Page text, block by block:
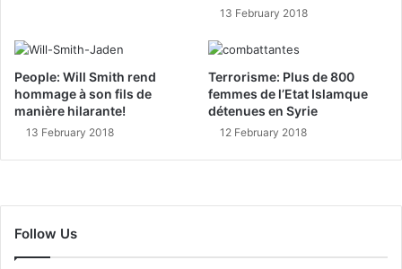
13 February 2018
People: Will Smith rend
hommage à son fils de
manière hilarante!
13 February 2018
Terrorisme: Plus de 800
femmes de l’Etat Islamque
détenues en Syrie
12 February 2018
Follow Us